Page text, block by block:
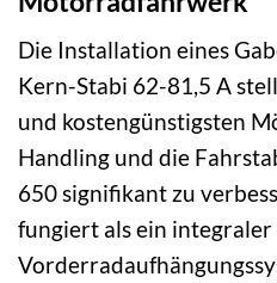
Die Installation eines
Kern-Stabi 62-81,5 A
und kostengünstigsten
Handling und die
650 signifikant zu
fungiert als ein integraler